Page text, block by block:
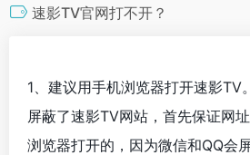
速影TV官网打不开？
1、建议用手机浏览器打开速影TV
屏蔽了速影TV网站，首先保证网
浏览器打开的，因为微信和QQ会